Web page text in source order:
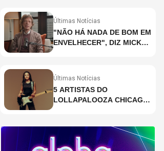
PAULO?
Últimas Notícias
"NÃO HÁ NADA DE BOM EM
ENVELHECER", DIZ MICK
Últimas Notícias
5 ARTISTAS DO
LOLLAPALOOZA CHICAGO